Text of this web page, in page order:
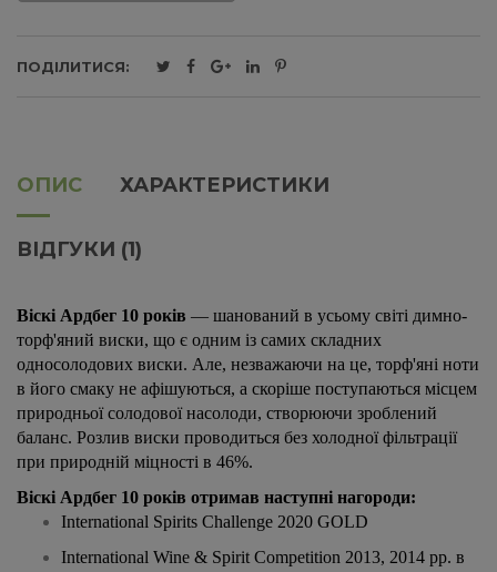
ПОДІЛИТИСЯ:
ОПИС ХАРАКТЕРИСТИКИ
ВІДГУКИ (1)
Віскі Ардбег 10 років — шанований в усьому світі димно-
торф'яний виски, що є одним із самих складних
односолодових виски. Але, незважаючи на це, торф'яні ноти
в його смаку не афішуються, а скоріше поступаються місцем
природньої солодової насолоди, створюючи зроблений
баланс. Розлив виски проводиться без холодної фільтрації
при природній міцності в 46%.
Віскі Ардбег 10 років отримав наступні нагороди:
International Spirits Challenge 2020 GOLD
International Wine & Spirit Competition 2013, 2014 рр. в